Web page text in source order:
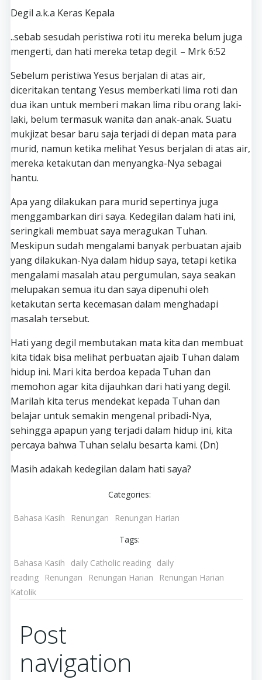
Degil a.k.a Keras Kepala
..sebab sesudah peristiwa roti itu mereka belum juga
mengerti, dan hati mereka tetap degil. – Mrk 6:52
Sebelum peristiwa Yesus berjalan di atas air,
diceritakan tentang Yesus memberkati lima roti dan
dua ikan untuk memberi makan lima ribu orang laki-
laki, belum termasuk wanita dan anak-anak. Suatu
mukjizat besar baru saja terjadi di depan mata para
murid, namun ketika melihat Yesus berjalan di atas air,
mereka ketakutan dan menyangka-Nya sebagai
hantu.
Apa yang dilakukan para murid sepertinya juga
menggambarkan diri saya. Kedegilan dalam hati ini,
seringkali membuat saya meragukan Tuhan.
Meskipun sudah mengalami banyak perbuatan ajaib
yang dilakukan-Nya dalam hidup saya, tetapi ketika
mengalami masalah atau pergumulan, saya seakan
melupakan semua itu dan saya dipenuhi oleh
ketakutan serta kecemasan dalam menghadapi
masalah tersebut.
Hati yang degil membutakan mata kita dan membuat
kita tidak bisa melihat perbuatan ajaib Tuhan dalam
hidup ini. Mari kita berdoa kepada Tuhan dan
memohon agar kita dijauhkan dari hati yang degil.
Marilah kita terus mendekat kepada Tuhan dan
belajar untuk semakin mengenal pribadi-Nya,
sehingga apapun yang terjadi dalam hidup ini, kita
percaya bahwa Tuhan selalu besarta kami. (Dn)
Masih adakah kedegilan dalam hati saya?
Categories:
Bahasa Kasih Renungan
Renungan Harian
Tags:
Bahasa Kasih daily Catholic reading daily
reading
Renungan Renungan Harian
Renungan Harian
Katolik
Post
navigation